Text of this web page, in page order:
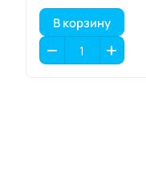
В корзину